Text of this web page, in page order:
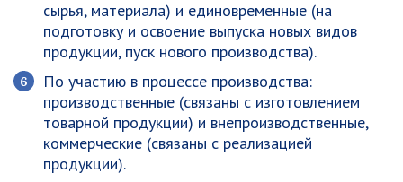
сырья, материала) и единовременные (на
подготовку и освоение выпуска новых видов
продукции, пуск нового производства).
По участию в процессе производства:
производственные (связаны с изготовлением
товарной продукции) и внепроизводственные,
коммерческие (связаны с реализацией
продукции).